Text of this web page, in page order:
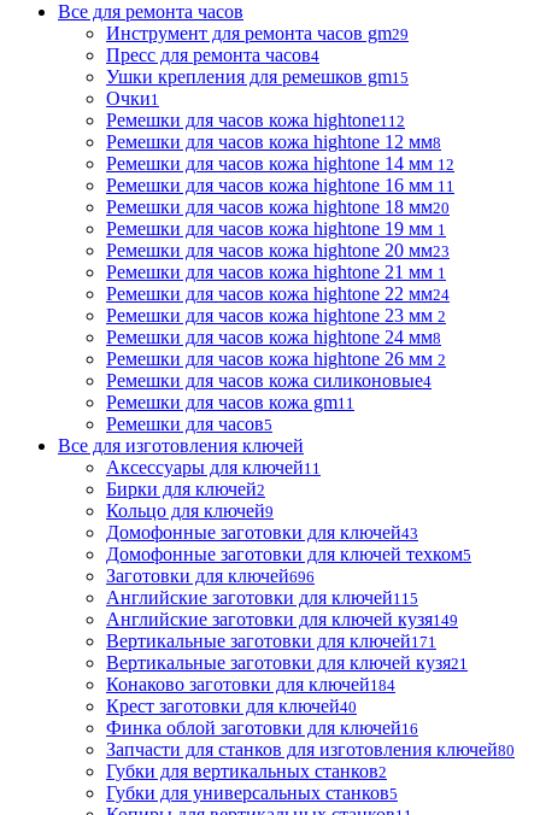
Все для ремонта часов
Инструмент для ремонта часов gm29
Пресс для ремонта часов4
Ушки крепления для ремешков gm15
Очки1
Ремешки для часов кожа hightone112
Ремешки для часов кожа hightone 12 мм8
Ремешки для часов кожа hightone 14 мм 12
Ремешки для часов кожа hightone 16 мм 11
Ремешки для часов кожа hightone 18 мм20
Ремешки для часов кожа hightone 19 мм 1
Ремешки для часов кожа hightone 20 мм23
Ремешки для часов кожа hightone 21 мм 1
Ремешки для часов кожа hightone 22 мм24
Ремешки для часов кожа hightone 23 мм 2
Ремешки для часов кожа hightone 24 мм8
Ремешки для часов кожа hightone 26 мм 2
Ремешки для часов кожа силиконовые4
Ремешки для часов кожа gm11
Ремешки для часов5
Все для изготовления ключей
Аксессуары для ключей11
Бирки для ключей2
Кольцо для ключей9
Домофонные заготовки для ключей43
Домофонные заготовки для ключей техком5
Заготовки для ключей696
Английские заготовки для ключей115
Английские заготовки для ключей кузя149
Вертикальные заготовки для ключей171
Вертикальные заготовки для ключей кузя21
Конаково заготовки для ключей184
Крест заготовки для ключей40
Финка облой заготовки для ключей16
Запчасти для станков для изготовления ключей80
Губки для вертикальных станков2
Губки для универсальных станков5